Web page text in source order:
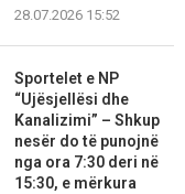
28.07.2026 15:52
Sportelet e NP
“Ujësjellësi dhe
Kanalizimi” – Shkup
nesër do të punojnë
nga ora 7:30 deri në
15:30, e mërkura